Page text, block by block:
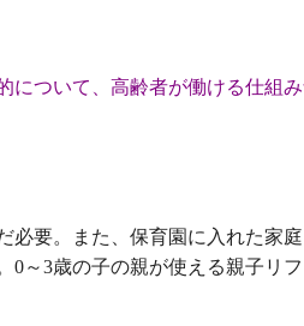
ついて、高齢者が働ける仕組
要。また、保育園に入れた家
0～3歳の子の親が使える親子リ